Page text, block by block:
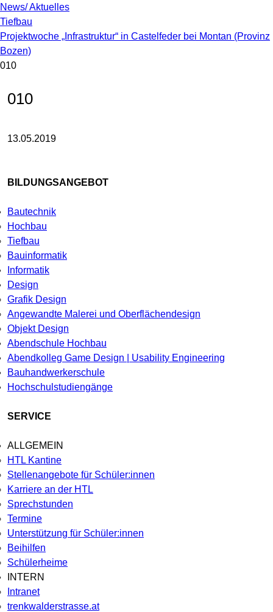
News/ Aktuelles
Tiefbau
Projektwoche „Infrastruktur“ in Castelfeder bei Montan (Provinz
Bozen)
010
010
13.05.2019
BILDUNGSANGEBOT
Bautechnik
Hochbau
Tiefbau
Bauinformatik
Informatik
Design
Grafik Design
Angewandte Malerei und Oberflächendesign
Objekt Design
Abendschule Hochbau
Abendkolleg Game Design | Usability Engineering
Bauhandwerkerschule
Hochschulstudiengänge
SERVICE
ALLGEMEIN
HTL Kantine
Stellenangebote für Schüler:innen
Karriere an der HTL
Sprechstunden
Termine
Unterstützung für Schüler:innen
Beihilfen
Schülerheime
INTERN
Intranet
trenkwalderstrasse.at